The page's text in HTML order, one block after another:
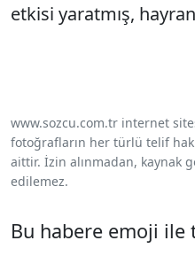
etkisi yaratmış,
www.sozcu.com.tr internet
fotoğrafların her türlü telif
aittir. İzin alınmadan, kaynak
edilemez.
Bu habere emoji ile